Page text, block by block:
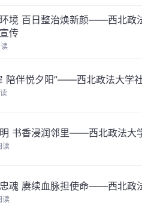
境 百日整治焕新颜——西北政
传
陪伴悦夕阳”——西北政法大学
书香浸润邻里——西北政法大
读
魂 赓续血脉担使命——西北政
读